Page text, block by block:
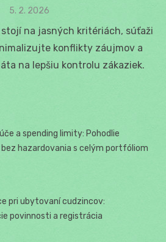
Posted
5. 2. 2026
na jasných kritériách, súťaži
konflikty záujmov a
na lepšiu kontrolu zákaziek.
a spending limity: Pohodlie
hazardovania s celým portfóliom
pri ubytovaní cudzincov:
povinnosti a registrácia